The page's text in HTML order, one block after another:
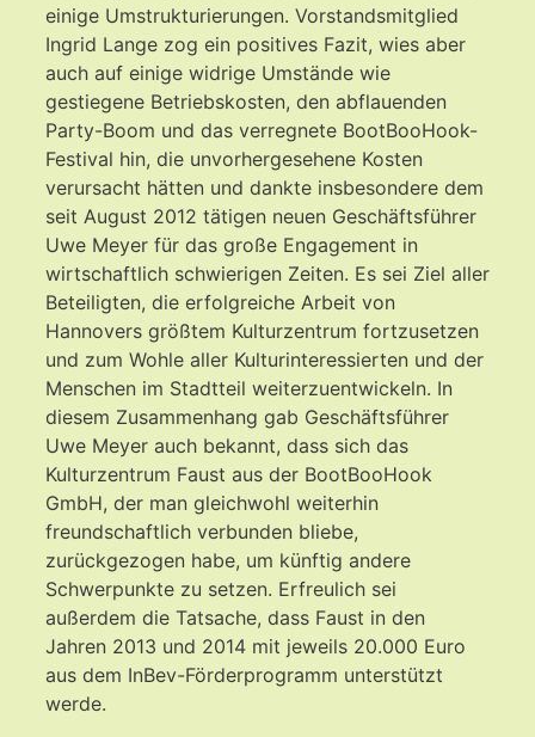
einige Umstrukturierungen. Vorstandsmitglied
Ingrid Lange zog ein positives Fazit, wies aber
auch auf einige widrige Umstände wie
gestiegene Betriebskosten, den abflauenden
Party-Boom und das verregnete BootBooHook-
Festival hin, die unvorhergesehene Kosten
verursacht hätten und dankte insbesondere dem
seit August 2012 tätigen neuen Geschäftsführer
Uwe Meyer für das große Engagement in
wirtschaftlich schwierigen Zeiten. Es sei Ziel aller
Beteiligten, die erfolgreiche Arbeit von
Hannovers größtem Kulturzentrum fortzusetzen
und zum Wohle aller Kulturinteressierten und der
Menschen im Stadtteil weiterzuentwickeln. In
diesem Zusammenhang gab Geschäftsführer
Uwe Meyer auch bekannt, dass sich das
Kulturzentrum Faust aus der BootBooHook
GmbH, der man gleichwohl weiterhin
freundschaftlich verbunden bliebe,
zurückgezogen habe, um künftig andere
Schwerpunkte zu setzen. Erfreulich sei
außerdem die Tatsache, dass Faust in den
Jahren 2013 und 2014 mit jeweils 20.000 Euro
aus dem InBev-Förderprogramm unterstützt
werde.